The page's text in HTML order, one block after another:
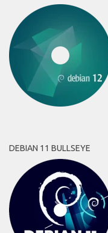
DEBIAN 11 BULLSEYE